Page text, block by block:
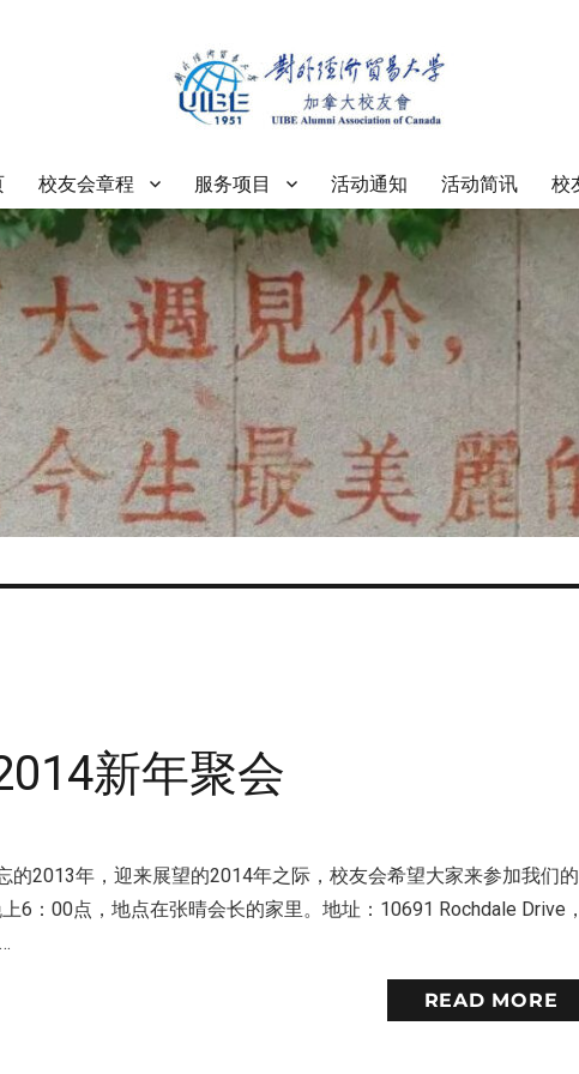
学加拿大校友会
校友会章程 服务项目 活动通知 活动简讯 校
新年聚会
的2013年，迎来展望的2014年之际，校友会希望大家来参加我们的
6：00点，地点在张晴会长的家里。地址：10691 Rochdale Drive
READ MORE